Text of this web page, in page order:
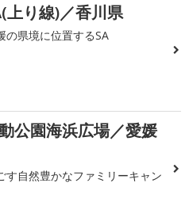
上り線)／香川県
の県境に位置するSA
公園海浜広場／愛媛
す自然豊かなファミリーキャン